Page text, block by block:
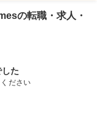
の転職・求人・
た
ださい